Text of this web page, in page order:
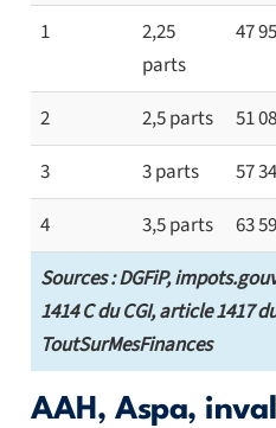
Sources : DGFiP,
1414 C du CGI, article 1417
ToutSurMesFinances
1
2,25
parts
47
2 2,5 parts 51
3
3 parts 57
4
3,5 parts 63
AAH, Aspa,